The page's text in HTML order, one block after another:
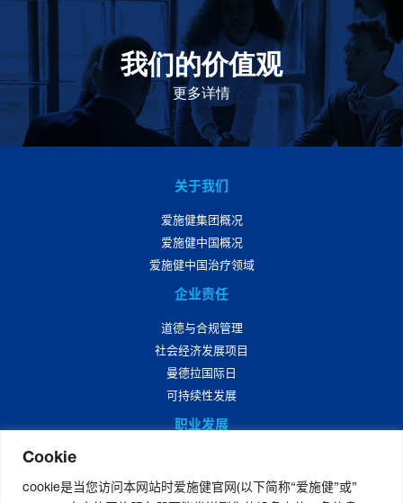
Cookie
cookie是当您访问本网站时爱施健官网(以下简称“爱施健”或”
我们的价值观
更多详情
我们的价值观是爱施健存立和发展的基石。集团上下以
此为指引，为实现集团目标而共同奋斗。
关于我们
爱施健集团概况
爱施健中国概况
爱施健中国治疗领域
企业责任
道德与合规管理
社会经济发展项目
曼德拉国际日
可持续性发展
职业发展
爱施健中国岗位招聘